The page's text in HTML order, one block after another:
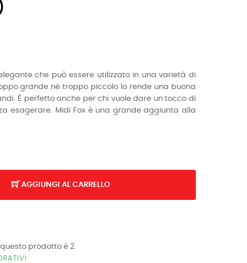
che può essere utilizzato in una varietà di
grande né troppo piccolo lo rende una buona
È perfetto anche per chi vuole dare un tocco di
esagerare. Midi Fox è una grande aggiunta alla
AGGIUNGI AL CARRELLO
prodotto è 2.